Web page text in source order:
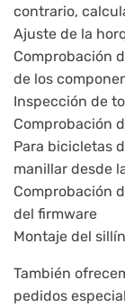
contrario,
Ajuste de la
Comprobación
de los
Inspección de
Comprobación
Para bicicletas
manillar desde
Comprobación
del firmware
Montaje del
También
pedidos